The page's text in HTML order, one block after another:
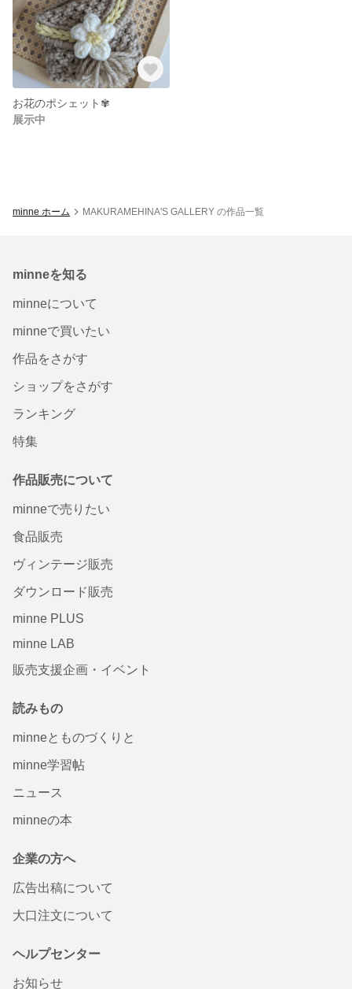
お花のポシェット✾
展示中
minne ホーム MAKURAMEHINA'S GALLERY の作品一覧
minneを知る
minneについて
minneで買いたい
作品をさがす
ショップをさがす
ランキング
特集
作品販売について
minneで売りたい
食品販売
ヴィンテージ販売
ダウンロード販売
minne PLUS
minne LAB
販売支援企画・イベント
読みもの
minneとものづくりと
minne学習帖
ニュース
minneの本
企業の方へ
広告出稿について
大口注文について
ヘルプセンター
お知らせ